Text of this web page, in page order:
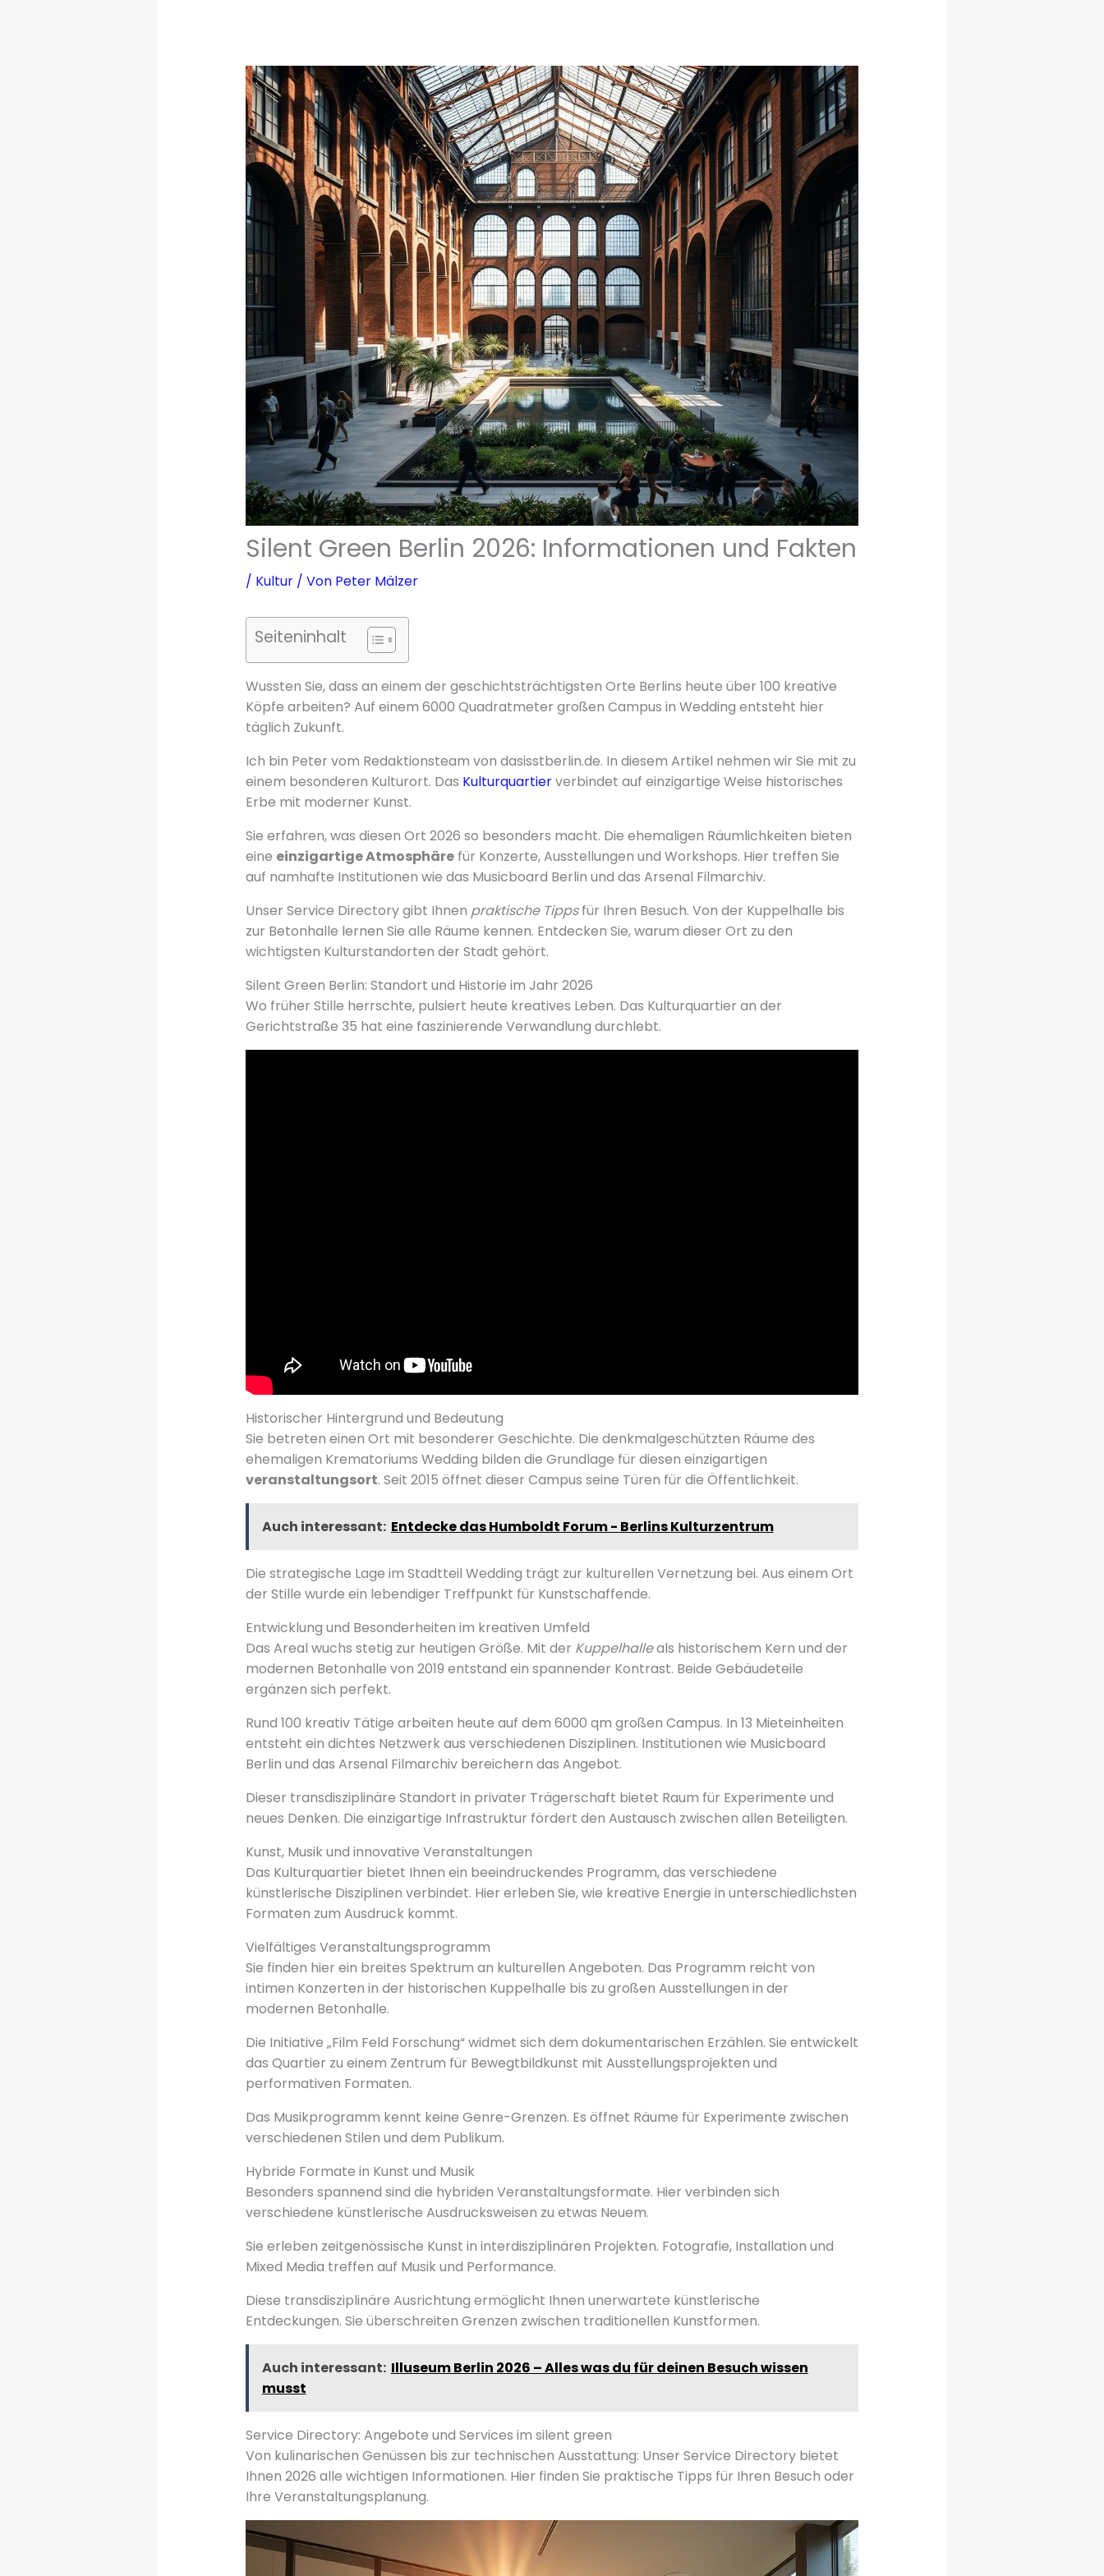
Silent Green Berlin 2026: Informationen und Fakten
/ Kultur/ Von Peter Mälzer
Seiteninhalt
Wussten Sie, dass an einem der geschichtsträchtigsten Orte Berlins heute über 100 kreative
Köpfe arbeiten? Auf einem 6000 Quadratmeter großen Campus in Wedding entsteht hier
täglich Zukunft.
Ich bin Peter vom Redaktionsteam von dasisstberlin.de. In diesem Artikel nehmen wir Sie mit zu
einem besonderen Kulturort. Das Kulturquartierverbindet auf einzigartige Weise historisches
Erbe mit moderner Kunst.
Sie erfahren, was diesen Ort 2026 so besonders macht. Die ehemaligen Räumlichkeiten bieten
eine einzigartige Atmosphärefür Konzerte, Ausstellungen und Workshops. Hier treffen Sie
auf namhafte Institutionen wie das Musicboard Berlin und das Arsenal Filmarchiv.
Unser Service Directory gibt Ihnen praktische Tippsfür Ihren Besuch. Von der Kuppelhalle bis
zur Betonhalle lernen Sie alle Räume kennen. Entdecken Sie, warum dieser Ort zu den
wichtigsten Kulturstandorten der Stadt gehört.
Silent Green Berlin: Standort und Historie im Jahr 2026
Wo früher Stille herrschte, pulsiert heute kreatives Leben. Das Kulturquartier an der
Gerichtstraße 35 hat eine faszinierende Verwandlung durchlebt.
Historischer Hintergrund und Bedeutung
Sie betreten einen Ort mit besonderer Geschichte. Die denkmalgeschützten Räume des
ehemaligen Krematoriums Wedding bilden die Grundlage für diesen einzigartigen
veranstaltungsort. Seit 2015 öffnet dieser Campus seine Türen für die Öffentlichkeit.
Auch interessant: Entdecke das Humboldt Forum - Berlins Kulturzentrum
Die strategische Lage im Stadtteil Wedding trägt zur kulturellen Vernetzung bei. Aus einem Ort
der Stille wurde ein lebendiger Treffpunkt für Kunstschaffende.
Entwicklung und Besonderheiten im kreativen Umfeld
Das Areal wuchs stetig zur heutigen Größe. Mit der Kuppelhalleals historischem Kern und der
modernen Betonhalle von 2019 entstand ein spannender Kontrast. Beide Gebäudeteile
ergänzen sich perfekt.
Rund 100 kreativ Tätige arbeiten heute auf dem 6000 qm großen Campus. In 13 Mieteinheiten
entsteht ein dichtes Netzwerk aus verschiedenen Disziplinen. Institutionen wie Musicboard
Berlin und das Arsenal Filmarchiv bereichern das Angebot.
Dieser transdisziplinäre Standort in privater Trägerschaft bietet Raum für Experimente und
neues Denken. Die einzigartige Infrastruktur fördert den Austausch zwischen allen Beteiligten.
Kunst, Musik und innovative Veranstaltungen
Das Kulturquartier bietet Ihnen ein beeindruckendes Programm, das verschiedene
künstlerische Disziplinen verbindet. Hier erleben Sie, wie kreative Energie in unterschiedlichsten
Formaten zum Ausdruck kommt.
Vielfältiges Veranstaltungsprogramm
Sie finden hier ein breites Spektrum an kulturellen Angeboten. Das Programm reicht von
intimen Konzerten in der historischen Kuppelhalle bis zu großen Ausstellungen in der
modernen Betonhalle.
Die Initiative „Film Feld Forschung“ widmet sich dem dokumentarischen Erzählen. Sie entwickelt
das Quartier zu einem Zentrum für Bewegtbildkunst mit Ausstellungsprojekten und
performativen Formaten.
Das Musikprogramm kennt keine Genre-Grenzen. Es öffnet Räume für Experimente zwischen
verschiedenen Stilen und dem Publikum.
Hybride Formate in Kunst und Musik
Besonders spannend sind die hybriden Veranstaltungsformate. Hier verbinden sich
verschiedene künstlerische Ausdrucksweisen zu etwas Neuem.
Sie erleben zeitgenössische Kunst in interdisziplinären Projekten. Fotografie, Installation und
Mixed Media treffen auf Musik und Performance.
Diese transdisziplinäre Ausrichtung ermöglicht Ihnen unerwartete künstlerische
Entdeckungen. Sie überschreiten Grenzen zwischen traditionellen Kunstformen.
Auch interessant: Illuseum Berlin 2026 – Alles was du für deinen Besuch wissen
musst
Service Directory: Angebote und Services im silent green
Von kulinarischen Genüssen bis zur technischen Ausstattung: Unser Service Directory bietet
Ihnen 2026 alle wichtigen Informationen. Hier finden Sie praktische Tipps für Ihren Besuch oder
Ihre Veranstaltungsplanung.